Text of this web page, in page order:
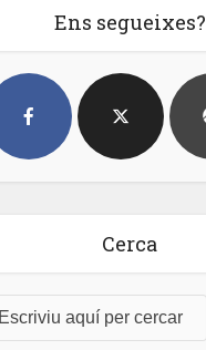
Ens segueixes?
Cerca